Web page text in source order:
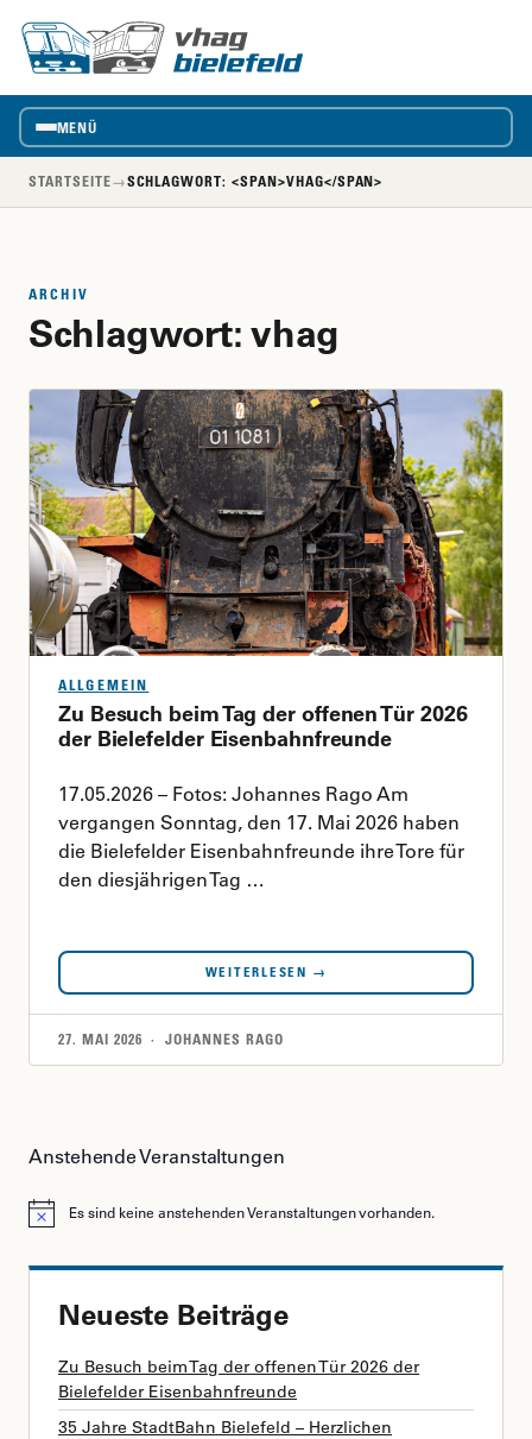
MENÜ
STARTSEITE→SCHLAGWORT: <SPAN>VHAG</SPAN>
ARCHIV
Schlagwort:vhag
ALLGEMEIN
Zu Besuch beim Tag der offenen Tür 2026
der Bielefelder Eisenbahnfreunde
17.05.2026 – Fotos: Johannes Rago Am
vergangen Sonntag, den 17. Mai 2026 haben
die Bielefelder Eisenbahnfreunde ihre Tore für
den diesjährigen Tag …
WEITERLESEN →
27. MAI 2026 · JOHANNES RAGO
Anstehende Veranstaltungen
HinweisEs sind keine anstehenden Veranstaltungen vorhanden.
Neueste Beiträge
Zu Besuch beim Tag der offenen Tür 2026 der
Bielefelder Eisenbahnfreunde
35 Jahre StadtBahn Bielefeld – Herzlichen